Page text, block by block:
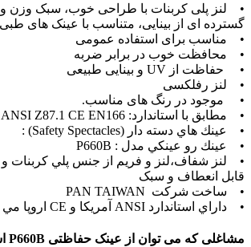
• لنز پلی کربنات با طراحی خوب، سبک وزن و
گسترده ای از بینایی، متناسب با عینک های
• مناسب برای استفاده عمومی
• محافظت خوب در برابر ضربه
• حفاظت از UV و بینایی طبیعی
• لنز رفلکسی
• موجود در رنگ های مناسب.
• مطابق با استاندارد: ANSI Z87.1 CE EN166
• عينك هاي دسته دار (Safety Spectacles) :
• عينك رو عينكي مدل : P660B
• لنز شفاف،لنز و فريم از جنس پلي كربنات
قابل انعطاف و سبک
• ساخت شرکت PAN TAIWAN
• داراي استاندارد ANSI آمريكا و CE اروپا مي باشد.
مشاغلی که می توان از عینک حفاظتی P660B استفاده نمود: